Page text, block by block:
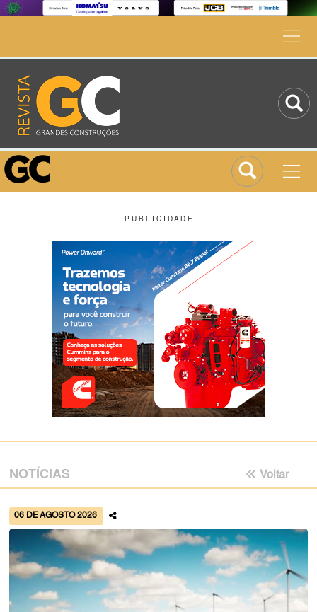
P U B L I C I D A D E
NOTÍCIAS Voltar
06 DE AGOSTO 2026